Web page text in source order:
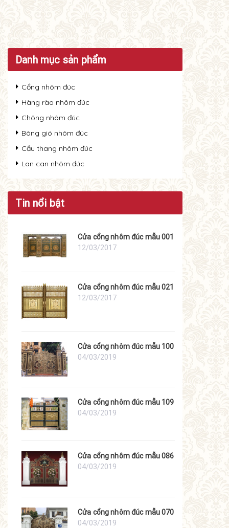
Danh mục sản phẩm
Cổng nhôm đúc
Hàng rào nhôm đúc
Chông nhôm đúc
Bông gió nhôm đúc
Cầu thang nhôm đúc
Lan can nhôm đúc
Tin nổi bật
Cửa cổng nhôm đúc mẫu 001
12/03/2017
Cửa cổng nhôm đúc mẫu 021
12/03/2017
Cửa cổng nhôm đúc mẫu 100
04/03/2019
Cửa cổng nhôm đúc mẫu 109
04/03/2019
Cửa cổng nhôm đúc mẫu 086
04/03/2019
Cửa cổng nhôm đúc mẫu 070
04/03/2019